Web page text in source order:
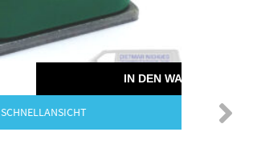
IN DEN WARENKORB
SCHNELLANSICHT